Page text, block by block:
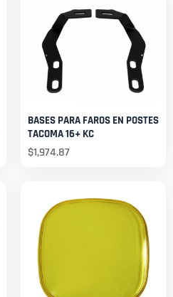
BASES PARA FAROS EN POSTES
TACOMA 16+ KC
$1,974.87